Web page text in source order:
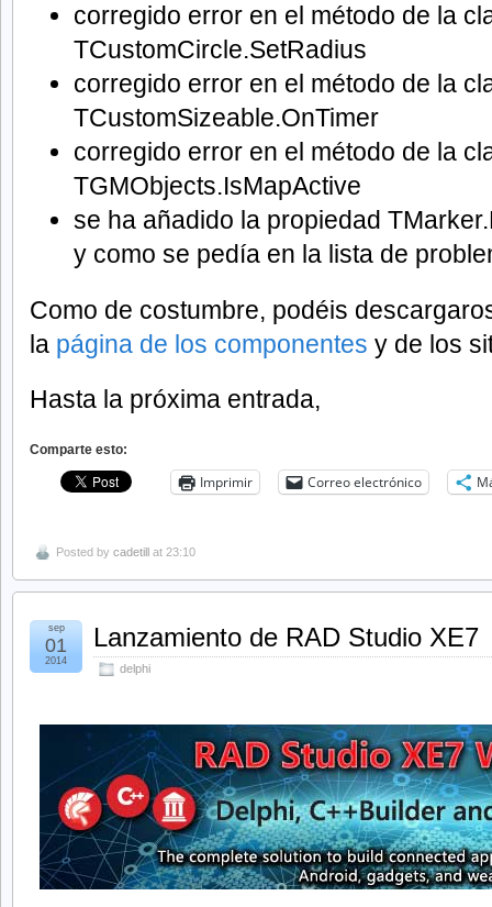
corregido error en el método de la
TCustomCircle.SetRadius
corregido error en el método de la
TCustomSizeable.OnTimer
corregido error en el método de la
TGMObjects.IsMapActive
se ha añadido la propiedad
y como se pedía en la lista de
Como de costumbre, podéis
la página de los componentes y de los
Hasta la próxima entrada,
Comparte esto:
Imprimir Correo electrónico
Posted by cadetill at 23:10
Lanzamiento de RAD Studio XE7
delphi
sep
01
2014